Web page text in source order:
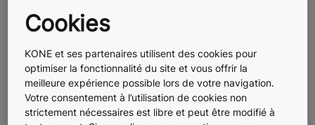
par industrie (CITI) pour définir les catégories
sectorielles de chaque entreprise. KONE appartient à la
général ».
Cookies
KONE et ses partenaires utilisent des cookies pour
optimiser la fonctionnalité du site et vous offrir la
meilleure expérience possible lors de votre navigation.
Votre consentement à l’utilisation de cookies non
strictement nécessaires est libre et peut être modifié à